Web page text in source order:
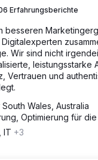
Erfahrungsberichte
besseren
Wir sind nicht
leistungsstarke
Vertrauen und
Wales, Australia
Optimierung für die
IT +3